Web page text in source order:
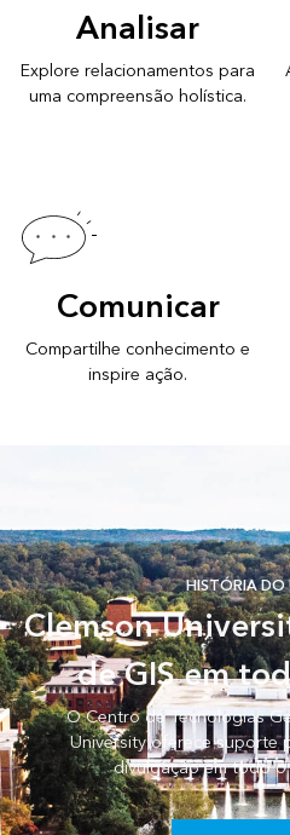
Analisar
Explore relacionamentos para
uma compreensão holística.
Comunicar
Compartilhe conhecimento e
inspire ação.
HISTÓRIA DO
Clemson
de GIS em
O Centro de Tecnologias
University oferece suporte
divulgação em todo o